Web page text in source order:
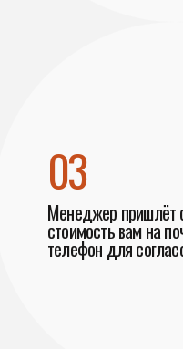
03
Менеджер пришлёт
стоимость вам на
телефон для